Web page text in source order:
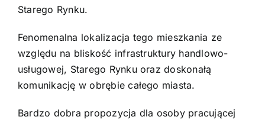
Starego Rynku.
Fenomenalna lokalizacja tego mieszkania ze
względu na bliskość infrastruktury handlowo-
usługowej, Starego Rynku oraz doskonałą
komunikację w obrębie całego miasta.
Bardzo dobra propozycja dla osoby pracującej